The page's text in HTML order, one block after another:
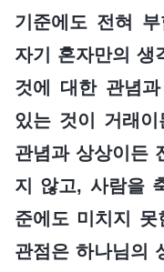
기준에도 전혀
자기 혼자만의 생
것에 대한 관념
있는 것이 거래
관념과 상상이든
지 않고, 사람을
준에도 미치지
관점은 하나님의